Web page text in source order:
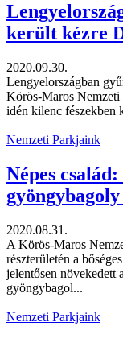
került kézre
2020.09.30.
Lengyelországban
Körös-Maros Nemzeti
idén kilenc fészekben
Nemzeti Parkjaink
Népes
2020.08.31.
A Körös-Maros
részterületén a
jelentősen növekedett
gyöngybagol...
Nemzeti Parkjaink